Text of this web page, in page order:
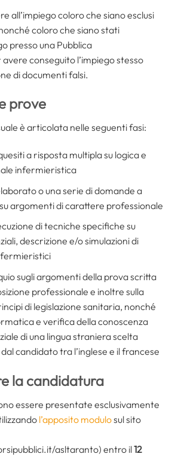
all’impiego coloro che siano esclusi
coloro che siano stati
presso una Pubblica
conseguito l’impiego stesso
di documenti falsi.
prove
è articolata nelle seguenti fasi:
a risposta multipla su logica e
infermieristica
o una serie di domande a
argomenti di carattere professionale
di tecniche specifiche su
descrizione e/o simulazioni di
sugli argomenti della prova scritta
professionale e inoltre sulla
di legislazione sanitaria, nonché
e verifica della conoscenza
di una lingua straniera scelta
candidato tra l’inglese e il francese
la candidatura
essere presentate esclusivamente
l’apposito modulosul sito
asltaranto) entro il12